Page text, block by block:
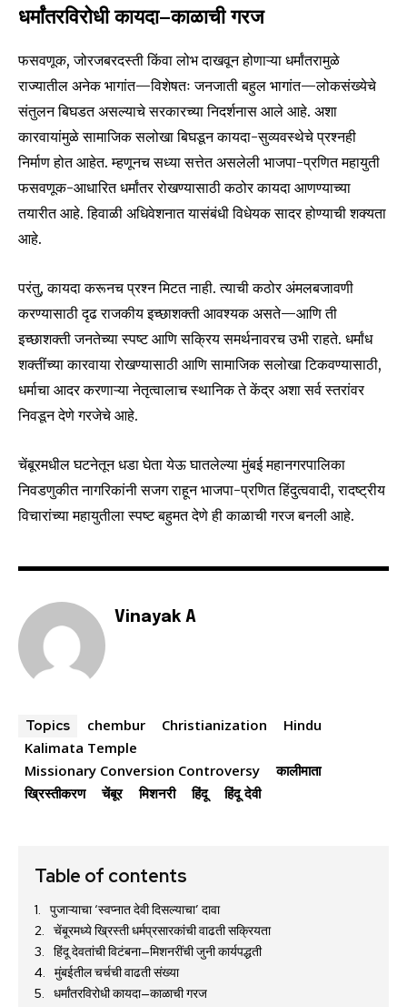
धर्मांतरविरोधी कायदा—काळाची गरज
फसवणूक, जोरजबरदस्ती किंवा लोभ दाखवून होणाऱ्या धर्मांतरामुळे
राज्यातील अनेक भागांत—विशेषतः जनजाती बहुल भागांत—लोकसंख्येचे
संतुलन बिघडत असल्याचे सरकारच्या निदर्शनास आले आहे. अशा
कारवायांमुळे सामाजिक सलोखा बिघडून कायदा-सुव्यवस्थेचे प्रश्नही
निर्माण होत आहेत. म्हणूनच सध्या सत्तेत असलेली भाजपा-प्रणित महायुती
फसवणूक-आधारित धर्मांतर रोखण्यासाठी कठोर कायदा आणण्याच्या
तयारीत आहे. हिवाळी अधिवेशनात यासंबंधी विधेयक सादर होण्याची शक्यता
आहे.
परंतु, कायदा करूनच प्रश्न मिटत नाही. त्याची कठोर अंमलबजावणी
करण्यासाठी दृढ राजकीय इच्छाशक्ती आवश्यक असते—आणि ती
इच्छाशक्ती जनतेच्या स्पष्ट आणि सक्रिय समर्थनावरच उभी राहते. धर्मांध
शक्तींच्या कारवाया रोखण्यासाठी आणि सामाजिक सलोखा टिकवण्यासाठी,
धर्माचा आदर करणाऱ्या नेतृत्वालाच स्थानिक ते केंद्र अशा सर्व स्तरांवर
निवडून देणे गरजेचे आहे.
चेंबूरमधील घटनेतून धडा घेता येऊ घातलेल्या मुंबई महानगरपालिका
निवडणुकीत नागरिकांनी सजग राहून भाजपा-प्रणित हिंदुत्ववादी, रादष्ट्रीय
विचारांच्या महायुतीला स्पष्ट बहुमत देणे ही काळाची गरज बनली आहे.
Vinayak A
Topics chembur Christianization
Hindu
Kalimata Temple
Missionary Conversion Controversy
कालीमाता
ख्रिस्तीकरण
चेंबूर मिशनरी हिंदू हिंदू देवी
Table of contents
पुजाऱ्याचा ‘स्वप्नात देवी दिसल्याचा’ दावा
चेंबूरमध्ये ख्रिस्ती धर्मप्रसारकांची वाढती सक्रियता
हिंदू देवतांची विटंबना—मिशनरींची जुनी कार्यपद्धती
मुंबईतील चर्चची वाढती संख्या
धर्मांतरविरोधी कायदा—काळाची गरज